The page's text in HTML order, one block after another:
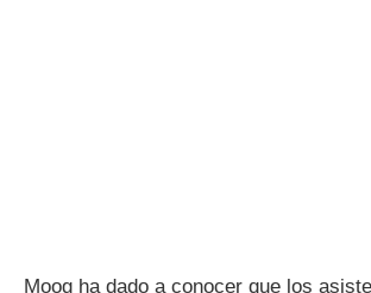
Moog ha dado a conocer que los